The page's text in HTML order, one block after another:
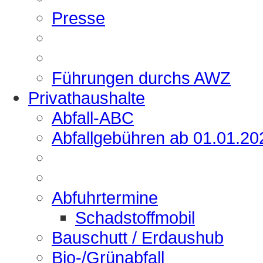
Presse
Führungen durchs AWZ
Privathaushalte
Abfall-ABC
Abfallgebühren ab
Abfuhrtermine
Schadstoffmobil
Bauschutt / Erdaushub
Bio-/Grünabfall